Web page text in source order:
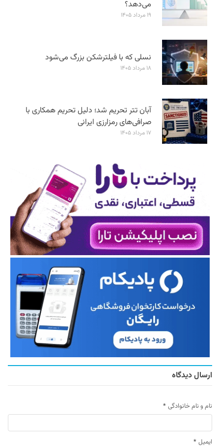
می‌دهد؟
۱۹ مرداد ۱۴۰۵
نسلی که با فیلترشکن بزرگ می‌شود
۱۸ مرداد ۱۴۰۵
آبان تتر تحریم شد؛ دلیل تحریم همکاری با
صرافی‌های رمزارزی ایرانی
۱۷ مرداد ۱۴۰۵
ارسال دیدگاه
نام و نام خانوادگی *
ایمیل *